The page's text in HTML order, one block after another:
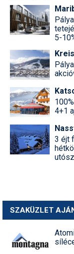
5-
4+1
3 éjt
SZAKÜZLET